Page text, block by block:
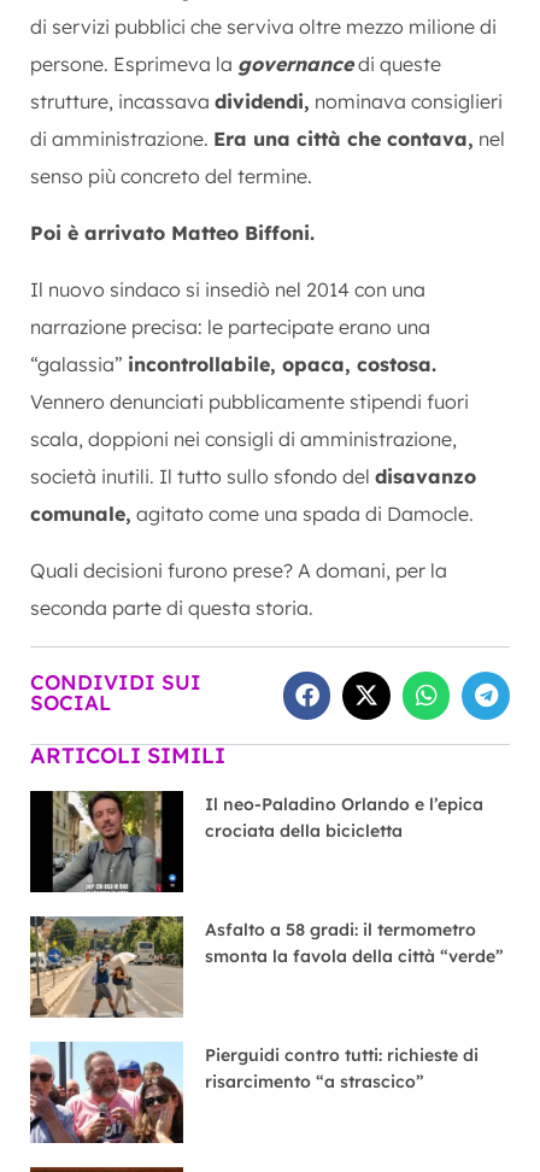
di servizi pubblici che serviva oltre mezzo milione di
persone. Esprimeva la governancedi queste
strutture, incassava dividendi, nominava consiglieri
di amministrazione. Era una città che contava, nel
senso più concreto del termine.
Poi è arrivato Matteo Biffoni.
Il nuovo sindaco si insediò nel 2014 con una
narrazione precisa: le partecipate erano una
“galassia” incontrollabile, opaca, costosa.
Vennero denunciati pubblicamente stipendi fuori
scala, doppioni nei consigli di amministrazione,
società inutili. Il tutto sullo sfondo del disavanzo
comunale, agitato come una spada di Damocle.
Quali decisioni furono prese? A domani, per la
seconda parte di questa storia.
CONDIVIDI SUI
SOCIAL
ARTICOLI SIMILI
Il neo-Paladino Orlando e l’epica
crociata della bicicletta
Asfalto a 58 gradi: il termometro
smonta la favola della città “verde”
Pierguidi contro tutti: richieste di
risarcimento “a strascico”